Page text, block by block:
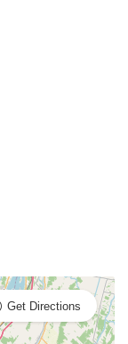
Get Directions